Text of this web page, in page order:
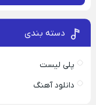
دسته بندی
پلی لیست
دانلود آهنگ